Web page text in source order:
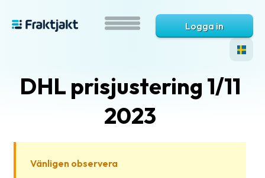
Logga in
DHL prisjustering 1/11
2023
Vänligen observera